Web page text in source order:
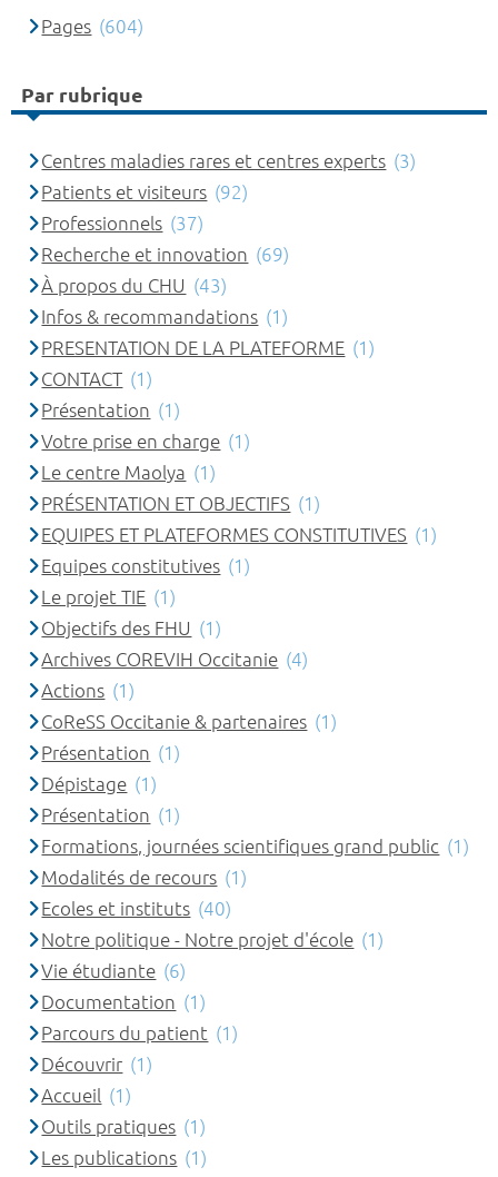
Pages (604)
Par rubrique
Centres maladies rares et centres experts (3)
Patients et visiteurs (92)
Professionnels (37)
Recherche et innovation (69)
À propos du CHU (43)
Infos & recommandations (1)
PRESENTATION DE LA PLATEFORME (1)
CONTACT (1)
Présentation (1)
Votre prise en charge (1)
Le centre Maolya (1)
PRÉSENTATION ET OBJECTIFS (1)
EQUIPES ET PLATEFORMES CONSTITUTIVES (1)
Equipes constitutives (1)
Le projet TIE (1)
Objectifs des FHU (1)
Archives COREVIH Occitanie (4)
Actions (1)
CoReSS Occitanie & partenaires (1)
Présentation (1)
Dépistage (1)
Présentation (1)
Formations, journées scientifiques grand public (1)
Modalités de recours (1)
Ecoles et instituts (40)
Notre politique - Notre projet d'école (1)
Vie étudiante (6)
Documentation (1)
Parcours du patient (1)
Découvrir (1)
Accueil (1)
Outils pratiques (1)
Les publications (1)